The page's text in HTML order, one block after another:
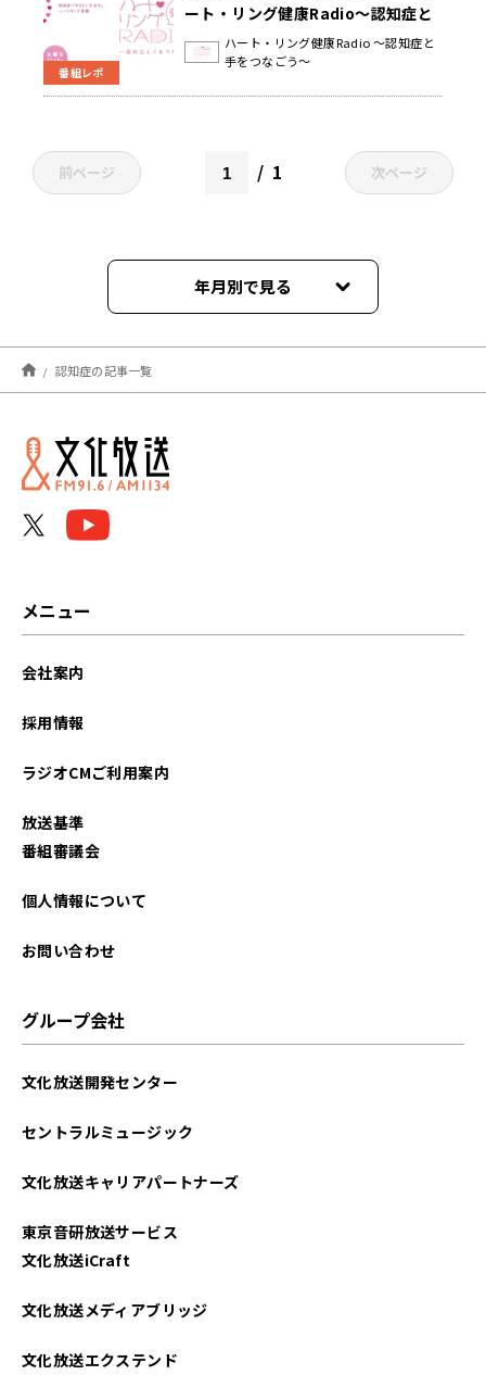
番組レポ
ート・リング健康Radio～認知症と
手をつなごう〜 』
ハート・リング健康Radio ～認知症と
手をつなごう～
前ページ 1 次ページ
年月別で見る
2026年08月
2026年07月
2026年06月
2025年09月
2025年06月
2025年01月
2024年12月
認知症の記事一覧
メニュー
会社案内
採用情報
ラジオCMご利用案内
放送基準
番組審議会
個人情報について
お問い合わせ
グループ会社
文化放送開発センター
セントラルミュージック
文化放送キャリアパートナーズ
東京音研放送サービス
文化放送iCraft
文化放送メディアブリッジ
文化放送エクステンド